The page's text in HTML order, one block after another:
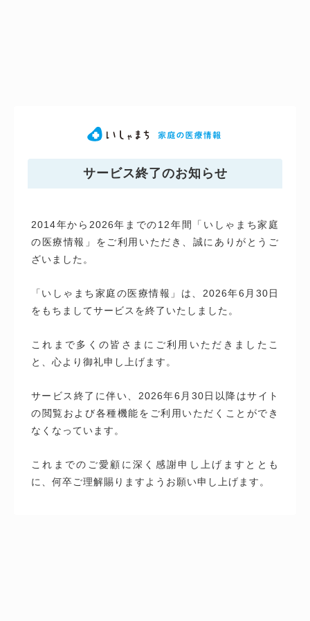
サービス終了のお知らせ
2014年から2026年までの12年間「いしゃまち家庭
の医療情報」をご利用いただき、誠にありがとうご
ざいました。
「いしゃまち家庭の医療情報」は、2026年6月30日
をもちましてサービスを終了いたしました。
これまで多くの皆さまにご利用いただきましたこ
と、心より御礼申し上げます。
サービス終了に伴い、2026年6月30日以降はサイト
の閲覧および各種機能をご利用いただくことができ
なくなっています。
これまでのご愛顧に深く感謝申し上げますととも
に、何卒ご理解賜りますようお願い申し上げます。